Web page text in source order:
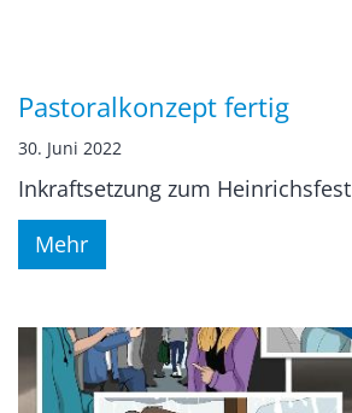
Pastoralkonzept fertig
30. Juni 2022
Inkraftsetzung zum Heinrichsfest
Mehr